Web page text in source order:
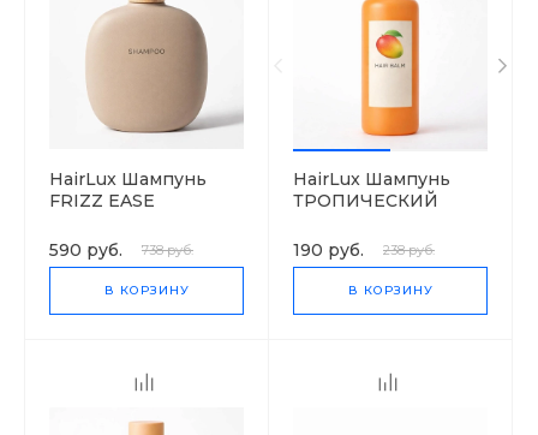
HairLux Шампунь
FRIZZ EASE
590 руб.
738 руб.
В КОРЗИНУ
HairLux Шампунь
ТРОПИЧЕСКИЙ
190 руб.
238 руб.
В КОРЗИНУ